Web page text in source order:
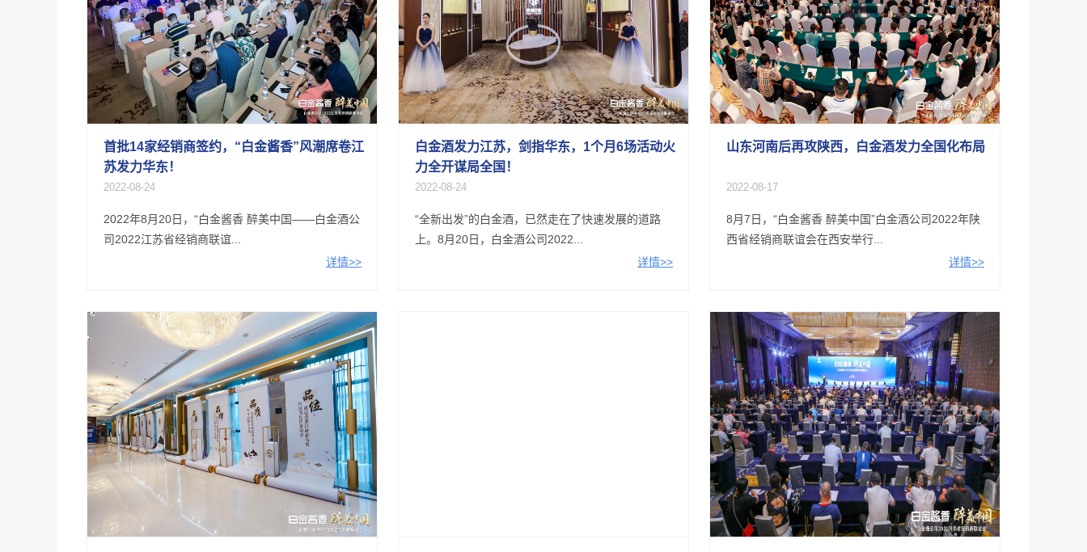
首批14家经销商签约，“白金酱香”风潮席卷江
苏发力华东！
2022-08-24
2022年8月20日，“白金酱香 醉美中国——白金酒公
司2022江苏省经销商联谊...
详情>>
白金酒发力江苏，剑指华东，1个月6场活动火
力全开谋局全国！
2022-08-24
“全新出发”的白金酒，已然走在了快速发展的道路
上。8月20日，白金酒公司2022...
详情>>
山东河南后再攻陕西，白金酒发力全国化布局
2022-08-17
8月7日，“白金酱香 醉美中国”白金酒公司2022年陕
西省经销商联谊会在西安举行...
详情>>